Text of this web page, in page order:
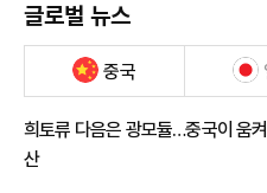
글로벌 뉴스
중국
희토류 다음은 광모듈…중국이 움
산